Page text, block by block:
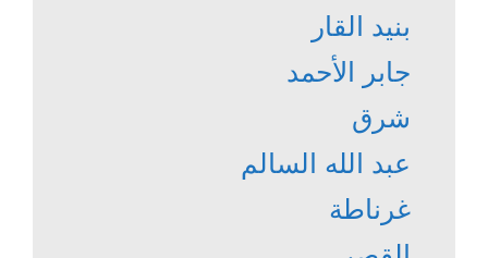
بنيد القار
جابر الأحمد
شرق
عبد الله السالم
غرناطة